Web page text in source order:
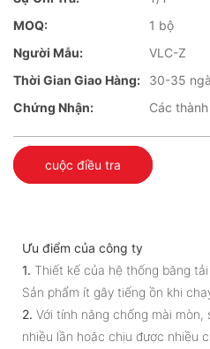
MOQ:
1 bộ
Người Mẫu:
VLC-Z
Thời Gian Giao Hàng:
30-35
Chứng Nhận:
Các
cuộc điều tra
Ưu điểm của công ty
1. Thiết kế của hệ thống băng
Sản phẩm ít gây tiếng ồn khi
2. Với tính năng chống mài
nhiều lần hoặc chịu được nhiều